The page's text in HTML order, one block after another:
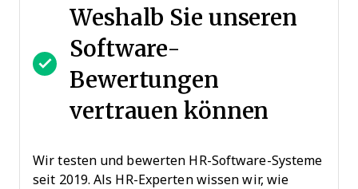
Weshalb Sie unseren
Software-
Bewertungen
vertrauen können
Wir testen und bewerten HR-Software-Systeme
seit 2019. Als HR-Experten wissen wir, wie